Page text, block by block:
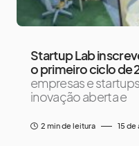
Startup Lab
o primeiro ciclo de
empresas e
inovação aberta e
2 min de leitura 15 de